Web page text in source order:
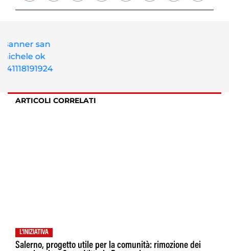
ARTICOLI CORRELATI
L'INIZIATIVA
Salerno, progetto utile per la comunità: rimozione dei